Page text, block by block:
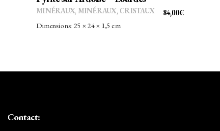
84,00€
MINÉRAUX, MINÉRAUX, CRISTAUX
Dimensions: 25 × 24 × 1,5 cm
Contact: